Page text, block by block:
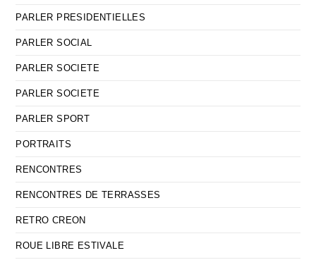
PARLER PRESIDENTIELLES
PARLER SOCIAL
PARLER SOCIETE
PARLER SOCIETE
PARLER SPORT
PORTRAITS
RENCONTRES
RENCONTRES DE TERRASSES
RETRO CREON
ROUE LIBRE ESTIVALE